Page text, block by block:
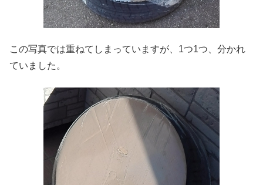
この写真では重ねてしまっていますが、1つ1つ、分かれ
ていました。